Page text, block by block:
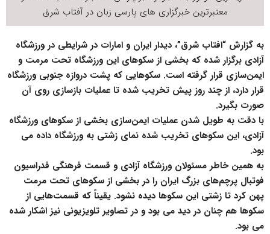
معتبرترین خبرگزاری های پارسی زبان درآفتاب شرق
به گزارش “افتاب شرق”، دیدار ایران و امارات در شرایطی در ورزشگاه
آزادی برگزار شده که بخشی از سکوهای این ورزشگاه تحت مرمت و
ایمن‌سازی قرار گرفته است. سکوهایی که پشت دروازه جنوبی ورزشگاه
قرار دارد، از چند روز پیش تخریب شده تا عملیات بازسازی روی آن
صورت بگیرد.
با دقت به طویل شدن عملیات ایمن‌سازی بخشی از سکوهای ورزشگاه
آزادی، این سکوهای تخریب شده نمای زشتی به ورزشگاه داده می
بود.
به همین خاطر مسئولان ورزشگاه آزادی و قسمت فرهنگی فدراسیون
فوتبال پرچم‌های بزرگ ایران را در بخشی از سکوهای تحت مرمت
پهن کرد تا زشتی این سکوها دیده نشود. یقیناً که قسمت‌هایی از
سکوها هم چنان در دید می بود و در تصاویر تلویزیونی نیز اشکار شده
می بود.